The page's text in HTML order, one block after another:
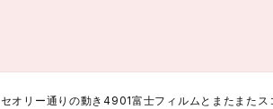
セオリー通りの動き4901富士フィルムとまたまたス